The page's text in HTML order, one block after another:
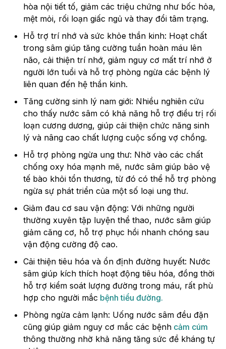
hòa nội tiết tố, giảm các triệu chứng như bốc hỏa,
mệt mỏi, rối loạn giấc ngủ và thay đổi tâm trạng.
Hỗ trợ trí nhớ và sức khỏe thần kinh: Hoạt chất
trong sâm giúp tăng cường tuần hoàn máu lên
não, cải thiện trí nhớ, giảm nguy cơ mất trí nhớ ở
người lớn tuổi và hỗ trợ phòng ngừa các bệnh lý
liên quan đến hệ thần kinh.
Tăng cường sinh lý nam giới: Nhiều nghiên cứu
cho thấy nước sâm có khả năng hỗ trợ điều trị rối
loạn cương dương, giúp cải thiện chức năng sinh
lý và nâng cao chất lượng cuộc sống vợ chồng.
Hỗ trợ phòng ngừa ung thư: Nhờ vào các chất
chống oxy hóa mạnh mẽ, nước sâm giúp bảo vệ
tế bào khỏi tổn thương, từ đó có thể hỗ trợ phòng
ngừa sự phát triển của một số loại ung thư.
Giảm đau cơ sau vận động: Với những người
thường xuyên tập luyện thể thao, nước sâm giúp
giảm căng cơ, hỗ trợ phục hồi nhanh chóng sau
vận động cường độ cao.
Cải thiện tiêu hóa và ổn định đường huyết: Nước
sâm giúp kích thích hoạt động tiêu hóa, đồng thời
hỗ trợ kiểm soát lượng đường trong máu, rất phù
hợp cho người mắc bệnh tiểu đường.
Phòng ngừa cảm lạnh: Uống nước sâm đều đặn
cũng giúp giảm nguy cơ mắc các bệnh cảm cúm
thông thường nhờ khả năng tăng sức đề kháng tự